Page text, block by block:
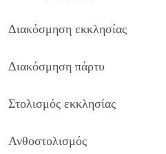
Διακόσμηση εκκλησίας
Διακόσμηση πάρτυ
Στολισμός εκκλησίας
Ανθοστολισμός